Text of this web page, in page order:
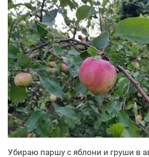
Убираю паршу с яблони и груши в